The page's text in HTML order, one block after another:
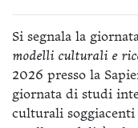
Si segnala la
modelli culturali e
2026 presso la
giornata di studi
culturali